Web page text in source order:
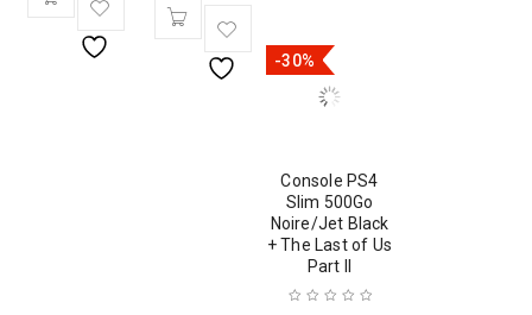
-30%
Console PS4
Slim 500Go
Noire/Jet Black
+ The Last of Us
Part II